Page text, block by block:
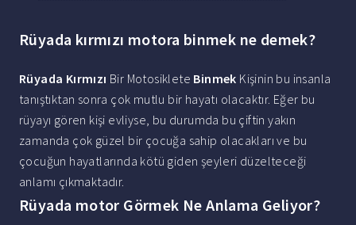
Rüyada kırmızı motora binmek ne demek?
Rüyada Kırmızı Bir Motosiklete Binmek Kişinin bu insanla
tanıştıktan sonra çok mutlu bir hayatı olacaktır. Eğer bu
rüyayı gören kişi evliyse, bu durumda bu çiftin yakın
zamanda çok güzel bir çocuğa sahip olacakları ve bu
çocuğun hayatlarında kötü giden şeyleri düzelteceği
anlamı çıkmaktadır.
Rüyada motor Görmek Ne Anlama Geliyor?